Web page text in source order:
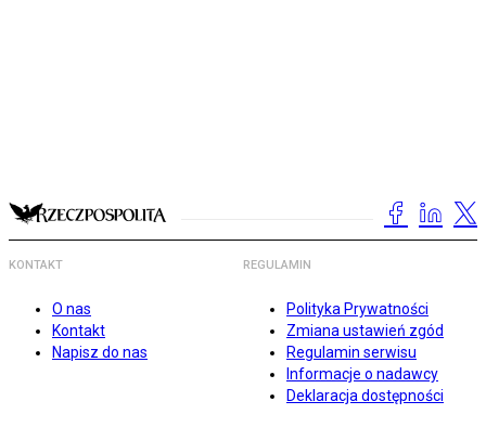
KONTAKT
O nas
Kontakt
Napisz do nas
REGULAMIN
Polityka Prywatności
Zmiana ustawień zgód
Regulamin serwisu
Informacje o nadawcy
Deklaracja dostępności